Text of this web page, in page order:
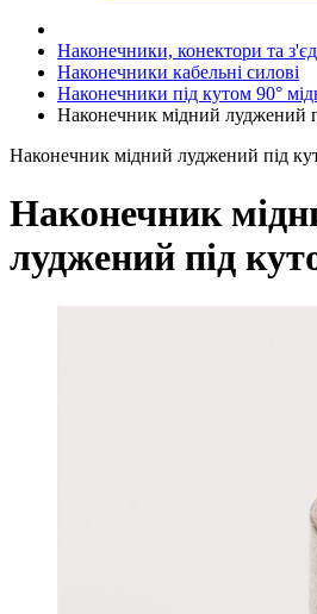
Наконечники, конектори та
Наконечники кабельні силові
Наконечники під кутом 90°
Наконечник мідний луджений
Наконечник мідний луджений під
Наконечник
луджений під